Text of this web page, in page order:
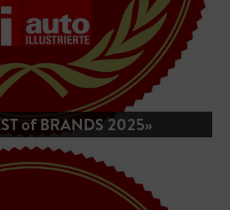
of BRANDS 2025»